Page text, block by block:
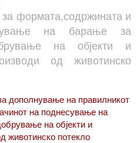
формата,содржината и
на барање за
на објекти и
од животинско
дополнување на правилникот
на поднесување на
на објекти и
животинско потекло